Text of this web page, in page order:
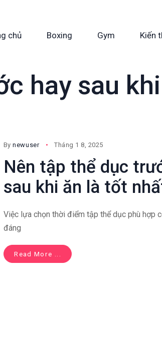
chủ Boxing Gym Kiến
hay sau
Bynewuser Tháng 1 8, 2025
Nên tập thể dục
sau khi ăn là tốt
Việc lựa chọn thời điểm tập thể dục phù hợp
đáng
Read More ...